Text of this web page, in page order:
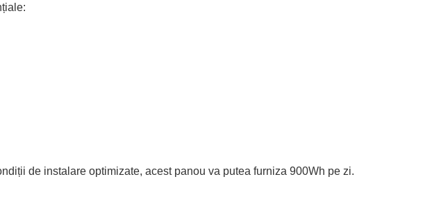
de instalare optimizate, acest panou va putea furniza 900Wh pe zi.